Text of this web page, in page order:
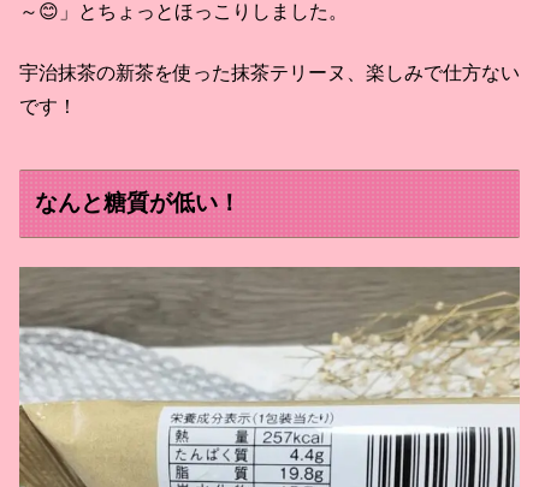
～😊」とちょっとほっこりしました。
宇治抹茶の新茶を使った抹茶テリーヌ、楽しみで仕方ない
です！
なんと糖質が低い！